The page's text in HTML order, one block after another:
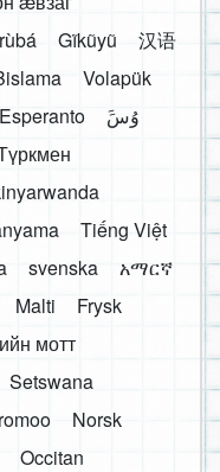
Gĩkũyũ
汉语
Volapük
Esperanto
َوُسَ
Tiếng Việt
svenska
አማርኛ
Malti
Frysk
мотт
Setswana
Norsk
Occitan